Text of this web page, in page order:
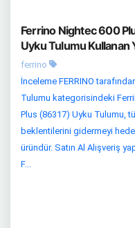
Ferrino Nightec 600
Uyku Tulumu Kullanan
ferrino
İnceleme FERRINO
Tulumu kategorisindeki
Plus (86317) Uyku Tulumu,
beklentilerini gidermeyi
üründür. Satın Al Alışveriş
F...